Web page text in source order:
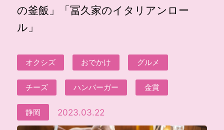
の釜飯」「冨久家のイタリアンロー
ル」
オクシズ おでかけ グルメ
チーズ ハンバーガー 金賞
静岡 2023.03.22